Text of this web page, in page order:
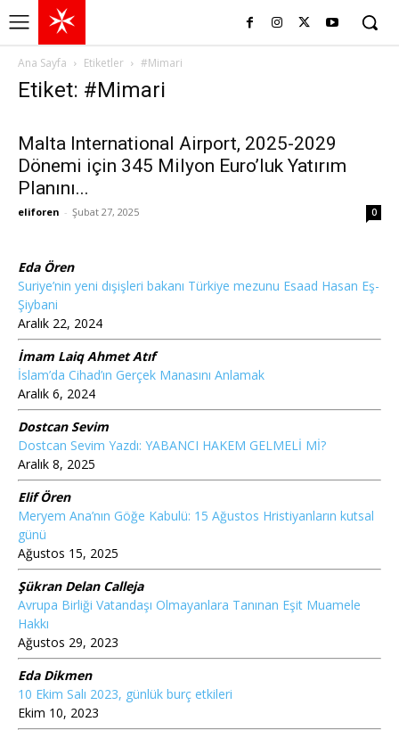
Ana Sayfa Etiketler #Mimari
Etiket: #Mimari
Malta International Airport, 2025-2029
Dönemi için 345 Milyon Euro’luk Yatırım
Planını...
eliforen - Şubat 27, 2025 0
Eda Ören
Suriye’nin yeni dışişleri bakanı Türkiye mezunu Esaad Hasan Eş-
Şiybani
Aralık 22, 2024
İmam Laiq Ahmet Atıf
İslam’da Cihad’ın Gerçek Manasını Anlamak
Aralık 6, 2024
Dostcan Sevim
Dostcan Sevim Yazdı: YABANCI HAKEM GELMELİ Mİ?
Aralık 8, 2025
Elif Ören
Meryem Ana’nın Göğe Kabulü: 15 Ağustos Hristiyanların kutsal
günü
Ağustos 15, 2025
Şükran Delan Calleja
Avrupa Birliği Vatandaşı Olmayanlara Tanınan Eşit Muamele
Hakkı
Ağustos 29, 2023
Eda Dikmen
10 Ekim Salı 2023, günlük burç etkileri
Ekim 10, 2023